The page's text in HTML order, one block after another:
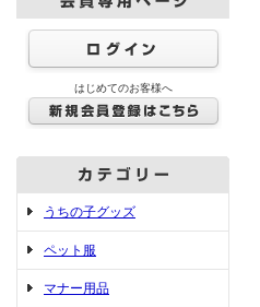
はじめてのお客様へ
うちの子グッズ
ペット服
マナー用品